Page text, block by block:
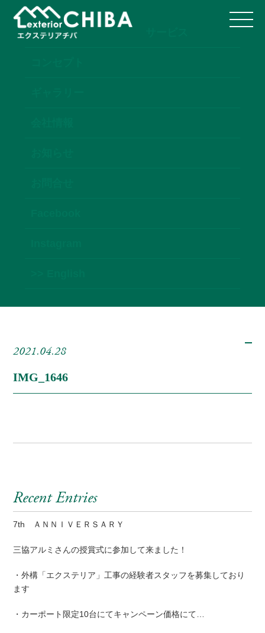
2021.04.28
IMG_1646
Recent Entries
7th ＡＮＮＩＶＥＲＳＡＲＹ
三協アルミさんの授賞式に参加して来ました！
・外構「エクステリア」工事の経験者スタッフを募集しており
ます
・カーポート限定10台にてキャンペーン価格にて…